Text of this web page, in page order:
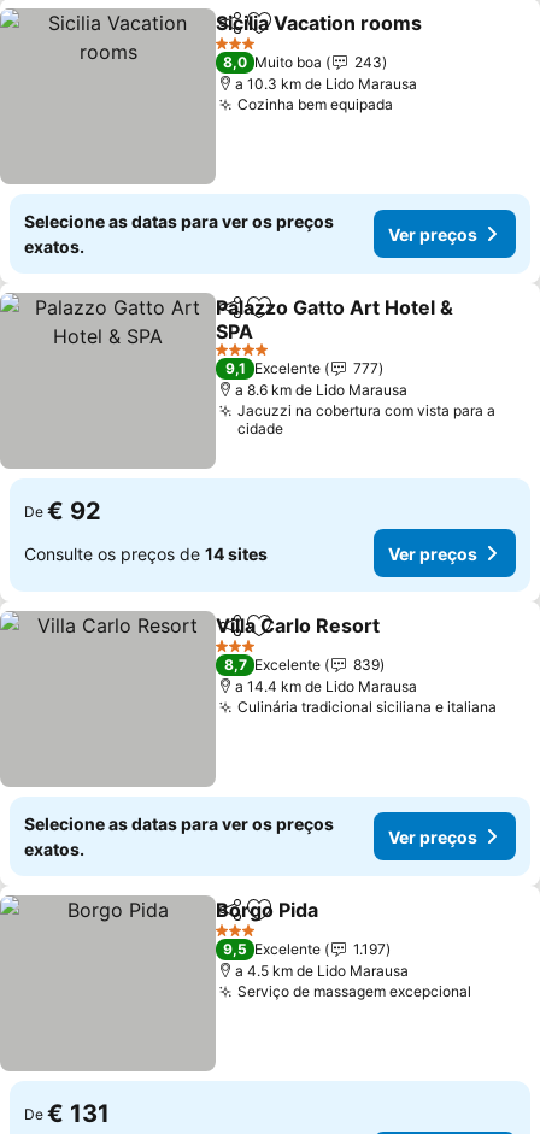
PartilharAdicionar aos favoritos
Sicilia Vacation rooms
3 Estrelas
8,0 Muito boa
243
a 10.3 km de Lido Marausa
Cozinha bem equipada
Selecione as datas para ver os preços
exatos.
Ver preços
PartilharAdicionar aos favoritos
Palazzo Gatto Art Hotel &
SPA
Ver preços
4 Estrelas
9,1 Excelente
777
a 8.6 km de Lido Marausa
Jacuzzi na cobertura com vista para a
cidade
De € 92
Consulte os preços de 14 sites Ver preços
PartilharAdicionar aos favoritos
Villa Carlo Resort
3 Estrelas
8,7 Excelente
839
a 14.4 km de Lido Marausa
Culinária tradicional siciliana e italiana
Selecione as datas para ver os preços
exatos.
Ver preços
PartilharAdicionar aos favoritos
Borgo Pida
3 Estrelas
9,5 Excelente
1.197
a 4.5 km de Lido Marausa
Serviço de massagem excepcional
De € 131